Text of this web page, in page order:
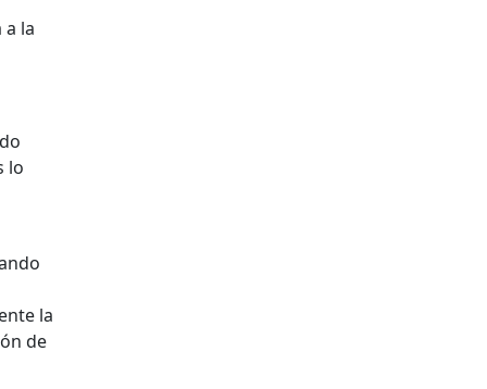
la
lo
la
de